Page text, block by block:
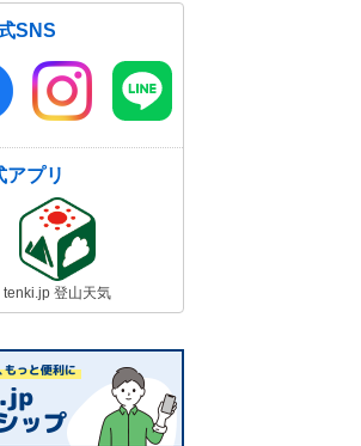
SNS
プリ
tenki.jp 登山天気